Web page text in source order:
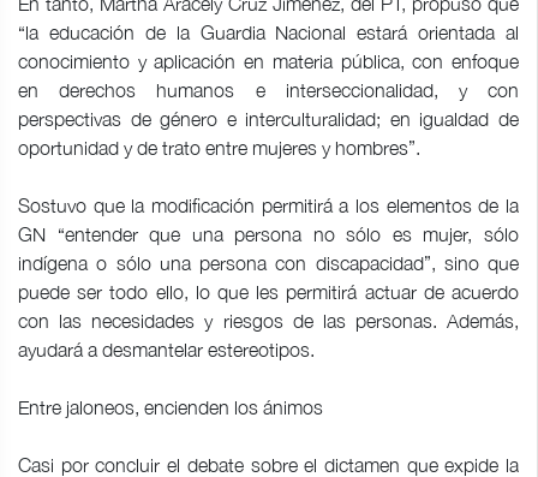
“la educación de la Guardia Nacional estará orientada al
conocimiento y aplicación en materia pública, con enfoque
en derechos humanos e interseccionalidad, y con
perspectivas de género e interculturalidad; en igualdad de
oportunidad y de trato entre mujeres y hombres”.
Sostuvo que la modificación permitirá a los elementos de la
GN “entender que una persona no sólo es mujer, sólo
indígena o sólo una persona con discapacidad”, sino que
puede ser todo ello, lo que les permitirá actuar de acuerdo
con las necesidades y riesgos de las personas. Además,
ayudará a desmantelar estereotipos.
Entre jaloneos, encienden los ánimos
Casi por concluir el debate sobre el dictamen que expide la